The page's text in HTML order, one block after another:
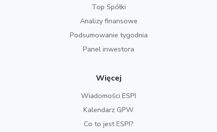
Top Spółki
Analizy finansowe
Podsumowanie tygodnia
Panel inwestora
Więcej
Wiadomości ESPI
Kalendarz GPW
Co to jest ESPI?